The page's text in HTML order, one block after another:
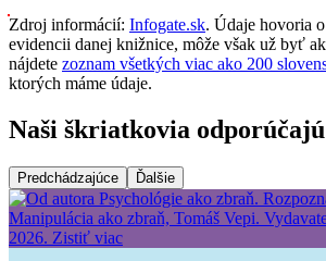
Zdroj informácií: Infogate.sk. Údaje hovoria
evidencii danej knižnice, môže však už byť
nájdete zoznam všetkých viac ako 200
ktorých máme údaje.
Naši škriatkovia odporúčajú
Predchádzajúce Ďalšie